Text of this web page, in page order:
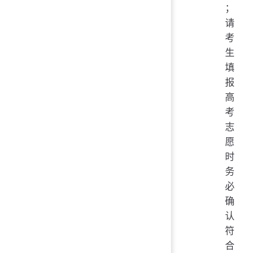
；
请
考
生
填
报
高
考
志
愿
时
务
必
确
认
符
合